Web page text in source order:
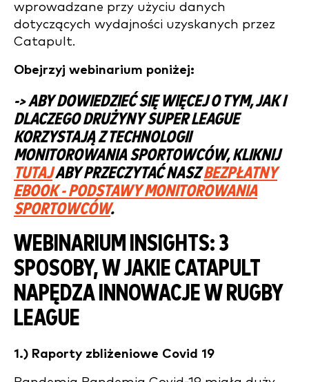
wprowadzane przy użyciu danych
dotyczących wydajności uzyskanych przez
Catapult.
Obejrzyj webinarium poniżej:
-> ABY DOWIEDZIEĆ SIĘ WIĘCEJ O TYM, JAK I
DLACZEGO DRUŻYNY SUPER LEAGUE
KORZYSTAJĄ Z TECHNOLOGII
MONITOROWANIA SPORTOWCÓW, KLIKNIJ
TUTAJABY PRZECZYTAĆ NASZBEZPŁATNY
EBOOK - PODSTAWY MONITOROWANIA
SPORTOWCÓW.
WEBINARIUM INSIGHTS: 3
SPOSOBY, W JAKIE CATAPULT
NAPĘDZA INNOWACJE W RUGBY
LEAGUE
1.) Raporty zbliżeniowe Covid 19